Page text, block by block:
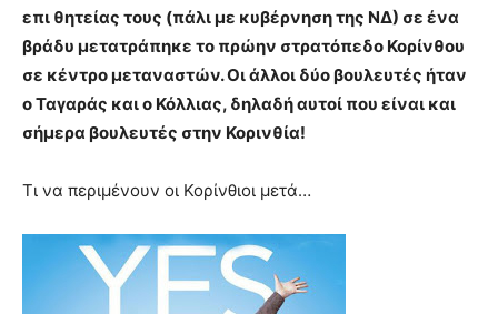
επι θητείας τους (πάλι με κυβέρνηση της ΝΔ) σε ένα
βράδυ μετατράπηκε το πρώην στρατόπεδο Κορίνθου
σε κέντρο μεταναστών. Οι άλλοι δύο βουλευτές ήταν
ο Ταγαράς και ο Κόλλιας, δηλαδή αυτοί που είναι και
σήμερα βουλευτές στην Κορινθία!
Τι να περιμένουν οι Κορίνθιοι μετά…